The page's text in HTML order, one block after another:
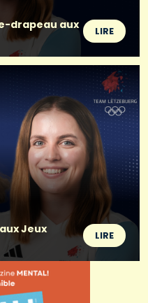
drapeau aux
LIRE
Jeux
LIRE